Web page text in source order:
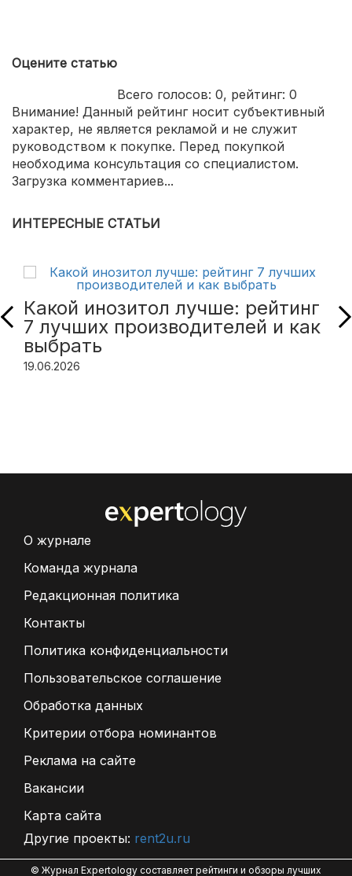
Оцените статью
Всего голосов: 0, рейтинг: 0
Внимание! Данный рейтинг носит субъективный
характер, не является рекламой и не служит
руководством к покупке. Перед покупкой
необходима консультация со специалистом.
Загрузка комментариев...
ИНТЕРЕСНЫЕ СТАТЬИ
Какой инозитол лучше: рейтинг
7 лучших производителей и как
выбрать
19.06.2026
О журнале
Команда журнала
Редакционная политика
Контакты
Политика конфиденциальности
Пользовательское соглашение
Обработка данных
Критерии отбора номинантов
Реклама на сайте
Вакансии
Карта сайта
Другие проекты: rent2u.ru
© Журнал Expertology составляет рейтинги и обзоры лучших